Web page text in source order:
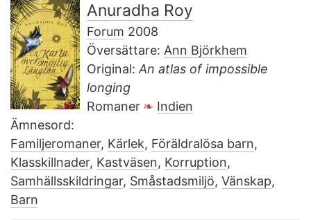
Anuradha Roy
Forum 2008
Översättare: Ann Björkhem
Original:An atlas of impossible
longing
Romaner
Indien
Ämnesord:
Familjeromaner, Kärlek, Föräldralösa barn,
Klasskillnader, Kastväsen, Korruption,
Samhällsskildringar, Småstadsmiljö, Vänskap,
Barn